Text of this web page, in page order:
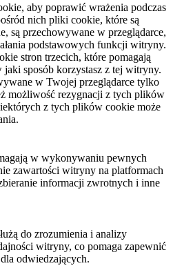
aby poprawić wrażenia podczas
nich pliki cookie, które są
są przechowywane w przeglądarce,
podstawowych funkcji witryny.
stron trzecich, które pomagają
sposób korzystasz z tej witryny.
w Twojej przeglądarce tylko
możliwość rezygnacji z tych plików
z tych plików cookie może
w wykonywaniu pewnych
zawartości witryny na platformach
informacji zwrotnych i inne
do zrozumienia i analizy
witryny, co pomaga zapewnić
odwiedzających.